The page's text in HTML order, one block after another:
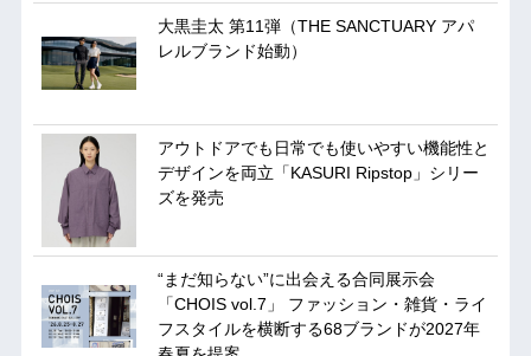
大黒圭太 第11弾（THE SANCTUARY アパ
レルブランド始動）
アウトドアでも日常でも使いやすい機能性と
デザインを両立「KASURI Ripstop」シリー
ズを発売
“まだ知らない”に出会える合同展示会
「CHOIS vol.7」 ファッション・雑貨・ライ
フスタイルを横断する68ブランドが2027年